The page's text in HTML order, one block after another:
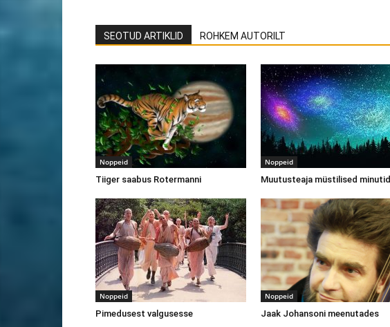
SEOTUD ARTIKLID ROHKEM AUTORILT
Noppeid
Tiiger saabus Rotermanni
Noppeid
Muutusteaja müstilised minutid
Noppeid
Pimedusest valgusesse
Noppeid
Jaak Johansoni meenutades